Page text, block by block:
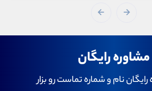
مشاوره رایگان
رایگان نام و شماره تماست رو بزار